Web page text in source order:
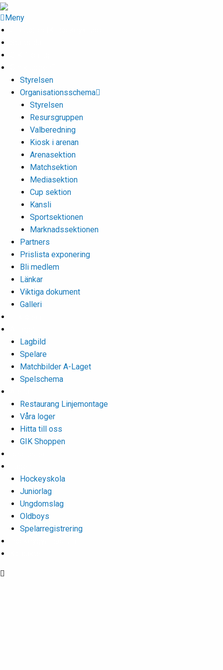
Meny
Styrelsen
Organisationsschema
Styrelsen
Resursgruppen
Valberedning
Kiosk i arenan
Arenasektion
Matchsektion
Mediasektion
Cup sektion
Kansli
Sportsektionen
Marknadssektionen
Partners
Prislista exponering
Bli medlem
Länkar
Viktiga dokument
Galleri
Lagbild
Spelare
Matchbilder A-Laget
Spelschema
Restaurang Linjemontage
Våra loger
Hitta till oss
GIK Shoppen
Hockeyskola
Juniorlag
Ungdomslag
Oldboys
Spelarregistrering